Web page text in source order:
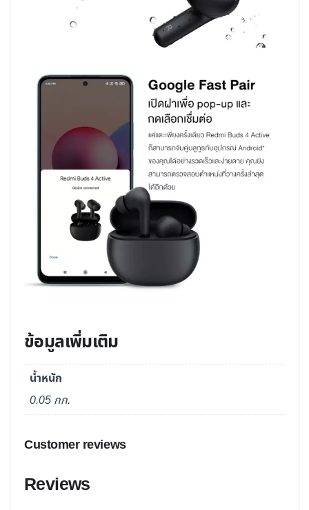
ข้อมูลเพิ่มเติม
น้ำหนัก
0.05 กก.
Customer reviews
Reviews